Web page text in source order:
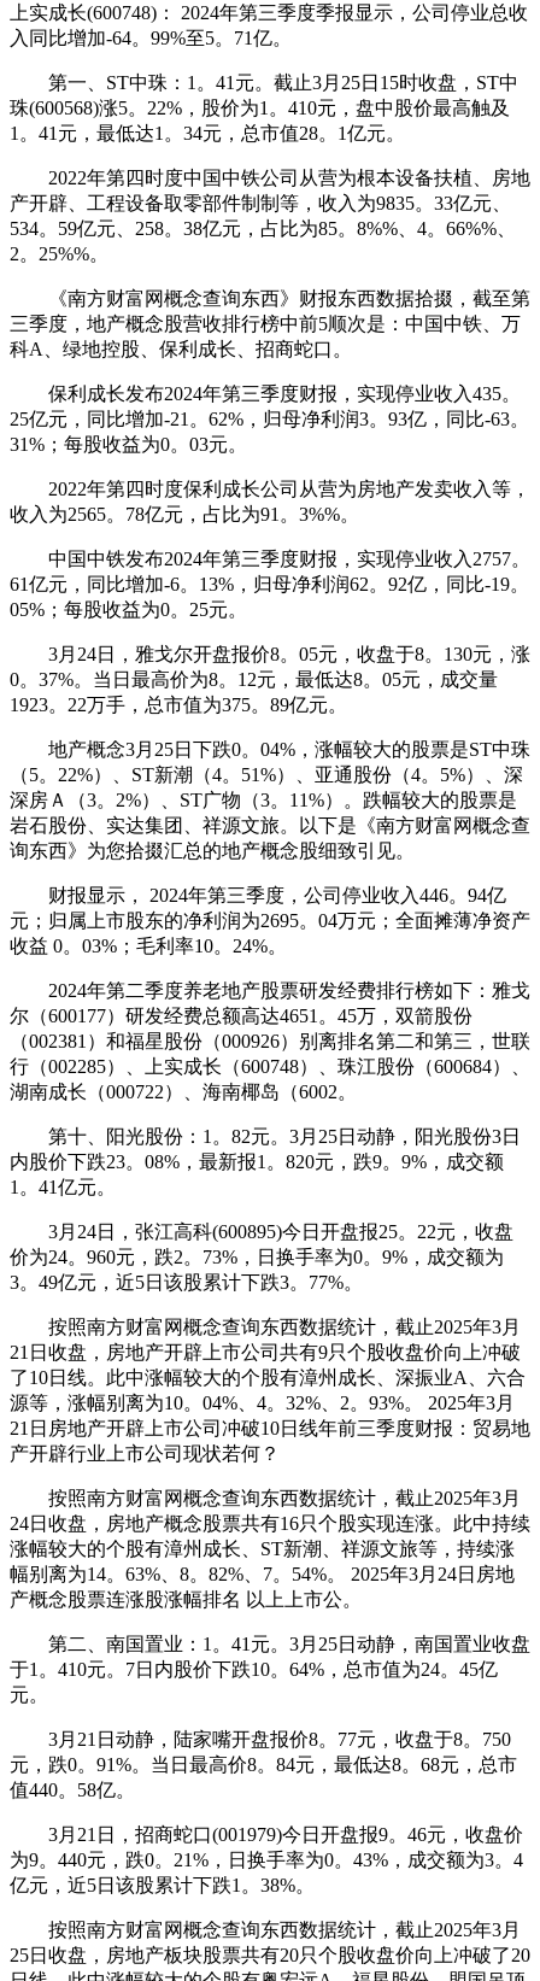
上实成长(600748)： 2024年第三季度季报显示，公司停业总收
入同比增加-64。99%至5。71亿。
第一、ST中珠：1。41元。截止3月25日15时收盘，ST中
珠(600568)涨5。22%，股价为1。410元，盘中股价最高触及
1。41元，最低达1。34元，总市值28。1亿元。
2022年第四时度中国中铁公司从营为根本设备扶植、房地
产开辟、工程设备取零部件制制等，收入为9835。33亿元、
534。59亿元、258。38亿元，占比为85。8%%、4。66%%、
2。25%%。
《南方财富网概念查询东西》财报东西数据拾掇，截至第
三季度，地产概念股营收排行榜中前5顺次是：中国中铁、万
科A、绿地控股、保利成长、招商蛇口。
保利成长发布2024年第三季度财报，实现停业收入435。
25亿元，同比增加-21。62%，归母净利润3。93亿，同比-63。
31%；每股收益为0。03元。
2022年第四时度保利成长公司从营为房地产发卖收入等，
收入为2565。78亿元，占比为91。3%%。
中国中铁发布2024年第三季度财报，实现停业收入2757。
61亿元，同比增加-6。13%，归母净利润62。92亿，同比-19。
05%；每股收益为0。25元。
3月24日，雅戈尔开盘报价8。05元，收盘于8。130元，涨
0。37%。当日最高价为8。12元，最低达8。05元，成交量
1923。22万手，总市值为375。89亿元。
地产概念3月25日下跌0。04%，涨幅较大的股票是ST中珠
（5。22%）、ST新潮（4。51%）、亚通股份（4。5%）、深
深房Ａ（3。2%）、ST广物（3。11%）。跌幅较大的股票是
岩石股份、实达集团、祥源文旅。以下是《南方财富网概念查
询东西》为您拾掇汇总的地产概念股细致引见。
财报显示， 2024年第三季度，公司停业收入446。94亿
元；归属上市股东的净利润为2695。04万元；全面摊薄净资产
收益 0。03%；毛利率10。24%。
2024年第二季度养老地产股票研发经费排行榜如下：雅戈
尔（600177）研发经费总额高达4651。45万，双箭股份
（002381）和福星股份（000926）别离排名第二和第三，世联
行（002285）、上实成长（600748）、珠江股份（600684）、
湖南成长（000722）、海南椰岛（6002。
第十、阳光股份：1。82元。3月25日动静，阳光股份3日
内股价下跌23。08%，最新报1。820元，跌9。9%，成交额
1。41亿元。
3月24日，张江高科(600895)今日开盘报25。22元，收盘
价为24。960元，跌2。73%，日换手率为0。9%，成交额为
3。49亿元，近5日该股累计下跌3。77%。
按照南方财富网概念查询东西数据统计，截止2025年3月
21日收盘，房地产开辟上市公司共有9只个股收盘价向上冲破
了10日线。此中涨幅较大的个股有漳州成长、深振业A、六合
源等，涨幅别离为10。04%、4。32%、2。93%。 2025年3月
21日房地产开辟上市公司冲破10日线年前三季度财报：贸易地
产开辟行业上市公司现状若何？
按照南方财富网概念查询东西数据统计，截止2025年3月
24日收盘，房地产概念股票共有16只个股实现连涨。此中持续
涨幅较大的个股有漳州成长、ST新潮、祥源文旅等，持续涨
幅别离为14。63%、8。82%、7。54%。 2025年3月24日房地
产概念股票连涨股涨幅排名 以上上市公。
第二、南国置业：1。41元。3月25日动静，南国置业收盘
于1。410元。7日内股价下跌10。64%，总市值为24。45亿
元。
3月21日动静，陆家嘴开盘报价8。77元，收盘于8。750
元，跌0。91%。当日最高价8。84元，最低达8。68元，总市
值440。58亿。
3月21日，招商蛇口(001979)今日开盘报9。46元，收盘价
为9。440元，跌0。21%，日换手率为0。43%，成交额为3。4
亿元，近5日该股累计下跌1。38%。
按照南方财富网概念查询东西数据统计，截止2025年3月
25日收盘，房地产板块股票共有20只个股收盘价向上冲破了20